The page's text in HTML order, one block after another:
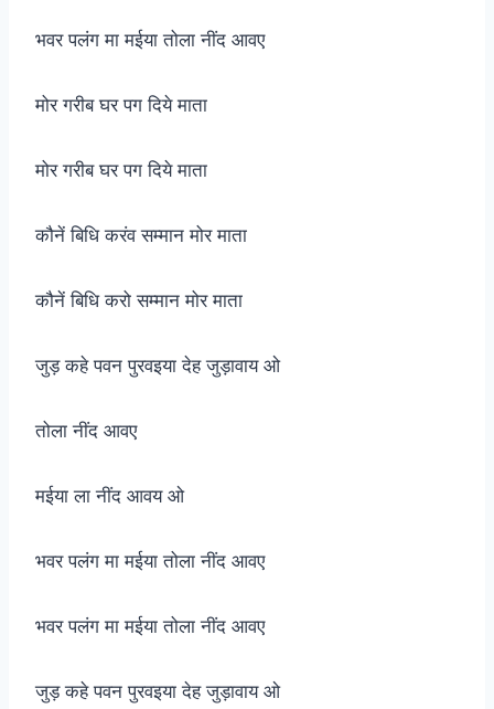
भवर पलंग मा मईया तोला नींद आवए
मोर गरीब घर पग दिये माता
मोर गरीब घर पग दिये माता
कौनें बिधि करंव सम्मान मोर माता
कौनें बिधि करो सम्मान मोर माता
जुड़ कहे पवन पुरवइया देह जुड़ावाय ओ
तोला नींद आवए
मईया ला नींद आवय ओ
भवर पलंग मा मईया तोला नींद आवए
भवर पलंग मा मईया तोला नींद आवए
जुड़ कहे पवन पुरवइया देह जुड़ावाय ओ